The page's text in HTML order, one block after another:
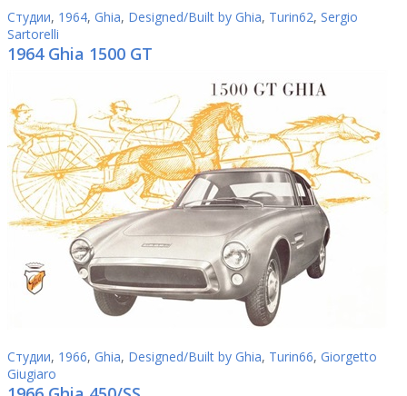
Студии, 1964, Ghia, Designed/Built by Ghia, Turin62, Sergio
Sartorelli
1964 Ghia 1500 GT
Студии, 1966, Ghia, Designed/Built by Ghia, Turin66, Giorgetto
Giugiaro